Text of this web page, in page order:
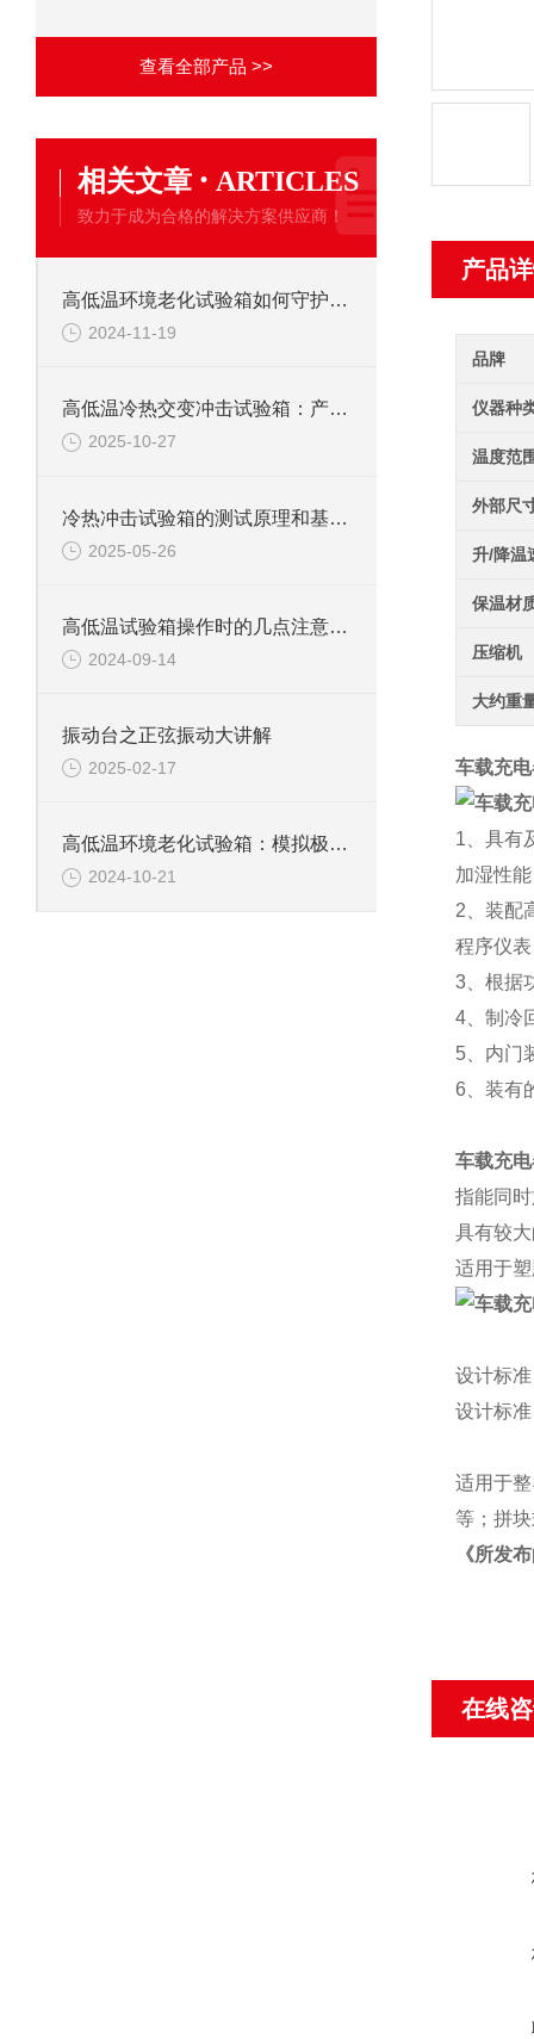
查看全部产品 >>
相关文章 · ARTICLES
致力于成为合格的解决方案供应商！
高低温环境老化试验箱如何守护产品质量？
2024-11-19
高低温冷热交变冲击试验箱：产品耐候性
2025-10-27
冷热冲击试验箱的测试原理和基本概念
2025-05-26
高低温试验箱操作时的几点注意事项
2024-09-14
振动台之正弦振动大讲解
2025-02-17
高低温环境老化试验箱：模拟极限环境的测试利器
2024-10-21
产品
品牌
仪器种
温度范
外部尺
升/降温
保温材
压缩机
大约重
车载充
1、具有
加湿性
2、装配
程序仪
3、根据
4、制冷
5、内门
6、装有
车载充
指能同
具有较
适用于
设计标准
设计标
适用于
等；拼
《所发
在线